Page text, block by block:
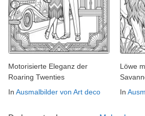
Motorisierte Eleganz der
Roaring Twenties
In Ausmalbilder von Art deco
Löwe
In